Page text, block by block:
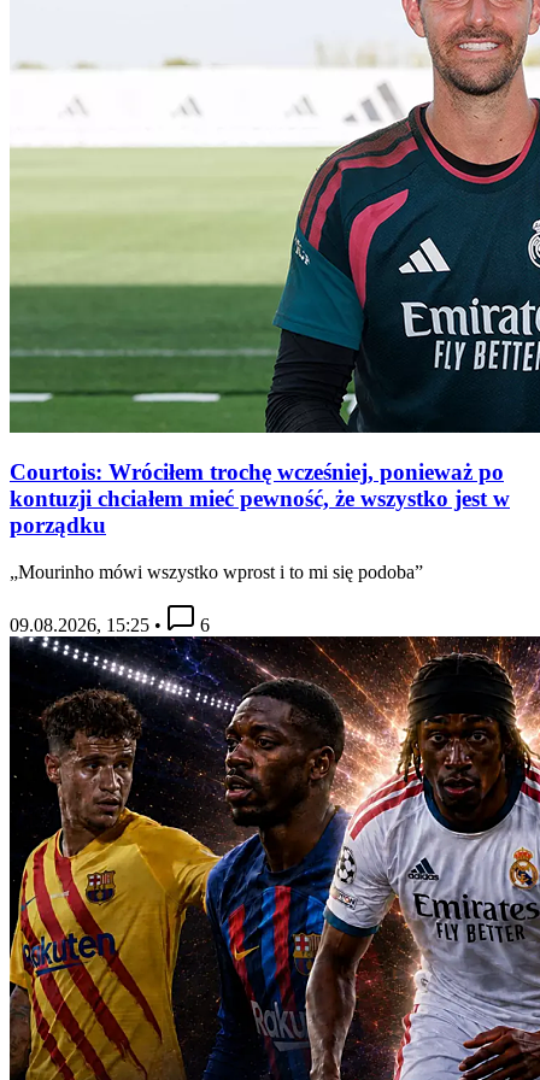
Courtois: Wróciłem trochę wcześniej, ponieważ po
kontuzji chciałem mieć pewność, że wszystko jest w
porządku
„Mourinho mówi wszystko wprost i to mi się podoba”
09.08.2026, 15:25 • 6